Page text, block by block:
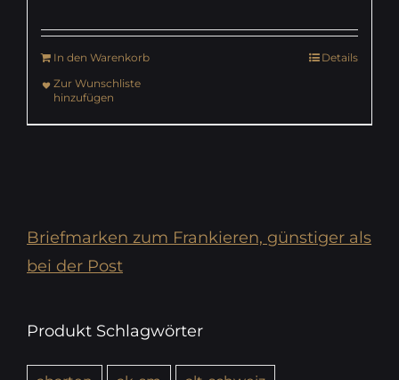
In den Warenkorb
Details
Zur Wunschliste
hinzufügen
Briefmarken zum Frankieren, günstiger als
bei der Post
Produkt Schlagwörter